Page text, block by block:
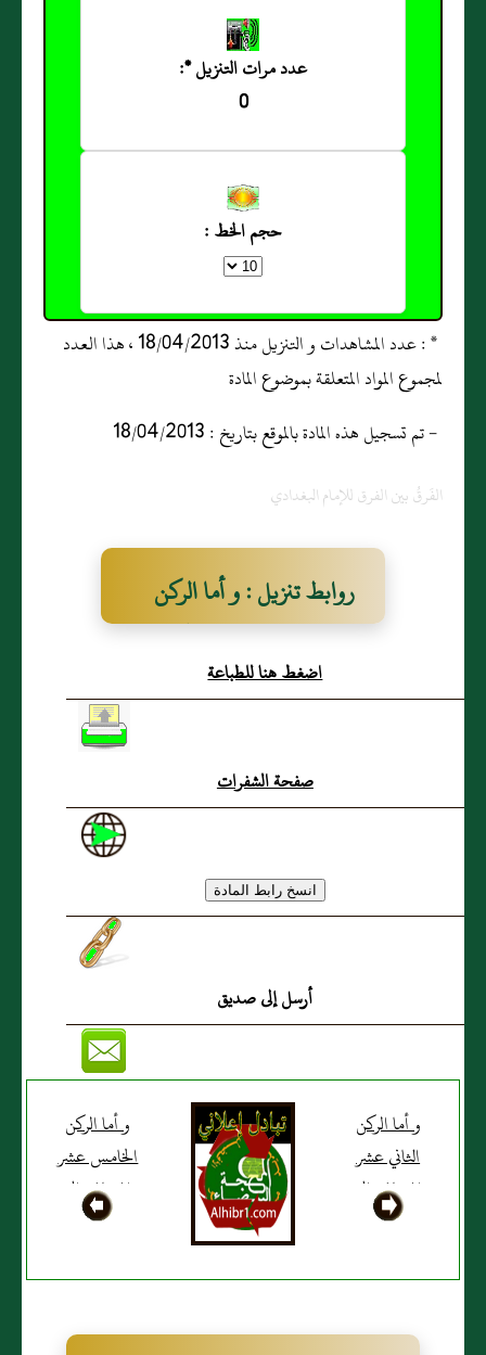
عدد مرات التنزيل *:
0
حجم الخط :
* : عدد المشاهدات و التنزيل منذ 18/04/2013 ، هذا العدد
لمجموع المواد المتعلقة بموضوع المادة
- تم تسجيل هذه المادة بالموقع بتاريخ : 18/04/2013
الفَرقُ بين الفرق للإمام البغدادي
روابط تنزيل : و أما الركن
الرابع عشر المضاف إلى
الأولياء و الأئمة
اضغط هنا للطباعة
صفحة الشفرات
أرسل إلى صديق
و أما الركن
الثاني عشر
المضاف الى
الخلافة و
و أما الركن
الخامس عشر
المضاف الى
أحكام أعداء